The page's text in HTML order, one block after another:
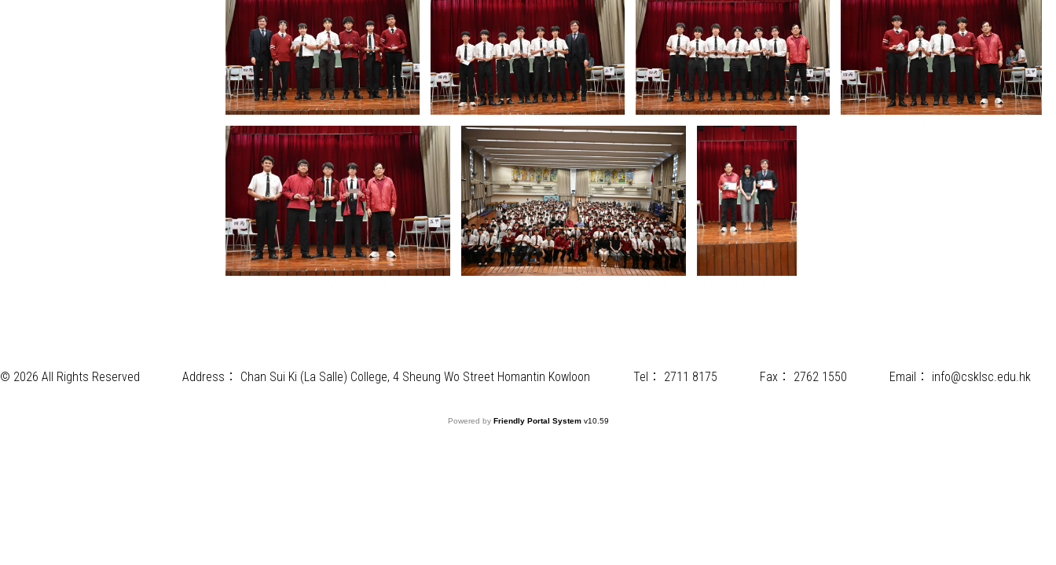
© 2026 All Rights Reserved Address： Chan Sui Ki (La Salle) College, 4 Sheung Wo Street Homantin Kowloon Tel： 2711 8175 Fax： 2762 1550 Email： info@csklsc.edu.hk
Powered by Friendly Portal System v10.59